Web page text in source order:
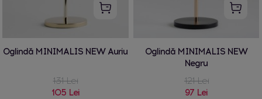
Oglindă MINIMALIS NEW Auriu
131 Lei
105 Lei
Oglindă MINIMALIS NEW
Negru
121 Lei
97 Lei